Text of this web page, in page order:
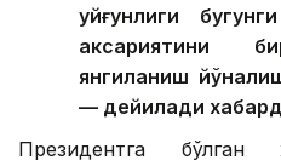
уйғунлиги
аксариятини
янгиланиш
— дейилади
Президентга бўлган